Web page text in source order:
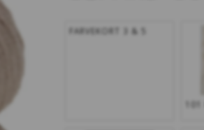
FARVEKORT 3 & 5